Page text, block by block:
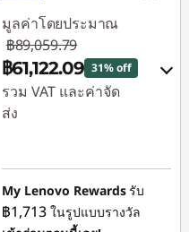
มูลค่าโดยประมาณ
฿89,059.79
฿61,122.09 31% off
รวม VAT และค่าจัด
ส่ง
฿27,937.70
ใช้ eCoupon :
My Lenovo Rewardsรับ
฿1,713 ในรูปแบบรางวัล